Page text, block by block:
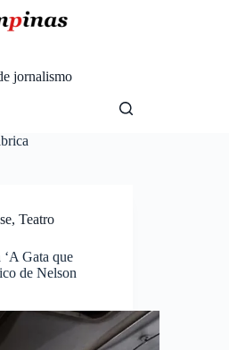
jornalismo
, Teatro
Gata que
de Nelson